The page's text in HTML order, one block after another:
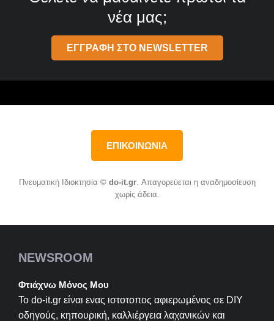
νέα μας;
ΕΓΓΡΑΦΗ ΣΤΟ NEWSLETTER
ΕΠΙΚΟΙΝΩΝΙΑ
Πνευματική Ιδιοκτησία © do-it.gr. Απαγορεύεται η αναδημοσίευση
χωρίς άδεια.
NEWSROOM
Φτιάχνω Μόνος Μου
Το do-it.gr είναι ενας ιστοτοπος αφιερωμένος σε DIY
οδηγούς, κηπουρική, καλλιέργεια λαχανικών και